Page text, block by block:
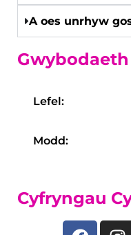
A oes unrhyw
Lefel:
Modd:
Cyfryngau